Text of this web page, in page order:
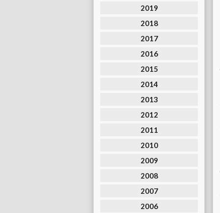
2019
2018
2017
2016
2015
2014
2013
2012
2011
2010
2009
2008
2007
2006